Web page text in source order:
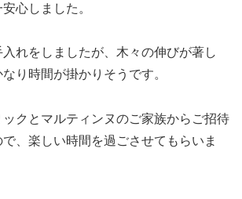
心しました。
れをしましたが、木々の伸びが著し
り時間が掛かりそうです。
クとマルティンヌのご家族からご招待
、楽しい時間を過ごさせてもらいま